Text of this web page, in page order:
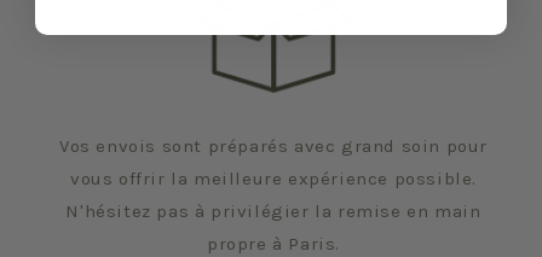
Vos envois sont préparés avec grand soin pour
vous offrir la meilleure expérience possible.
N'hésitez pas à privilégier la remise en main
propre à Paris.